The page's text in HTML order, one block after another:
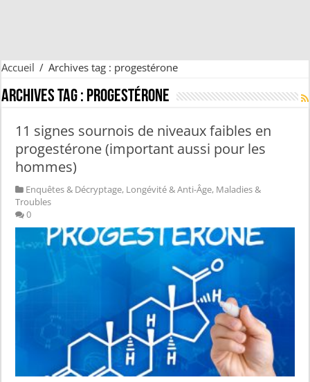
Accueil / Archives tag : progestérone
Archives tag : progestérone
11 signes sournois de niveaux faibles en
progestérone (important aussi pour les
hommes)
Enquêtes & Décryptage, Longévité & Anti-Âge, Maladies &
Troubles
0